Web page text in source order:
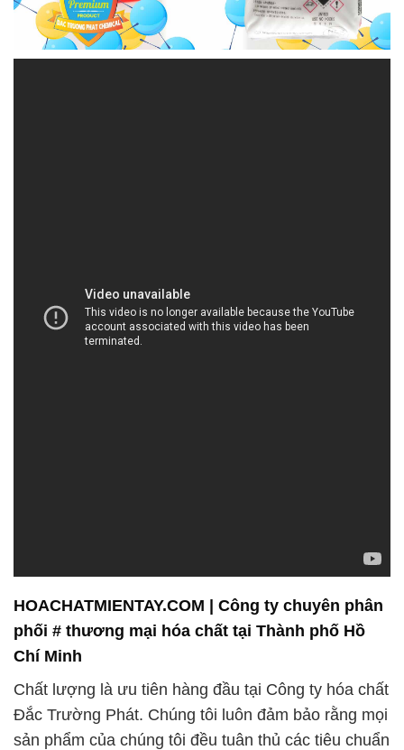
HOACHATMIENTAY.COM | Công ty chuyên phân
phối # thương mại hóa chất tại Thành phố Hồ
Chí Minh
Chất lượng là ưu tiên hàng đầu tại Công ty hóa chất
Đắc Trường Phát. Chúng tôi luôn đảm bảo rằng mọi
sản phẩm của chúng tôi đều tuân thủ các tiêu chuẩn